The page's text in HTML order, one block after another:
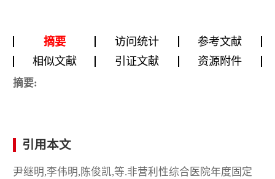
摘要 访问统计
参考文献
相似文献
引证文献 资源附件
摘要:
引用本文
尹继明,李伟明,陈俊凯,等.非营利性综合医院年度固定